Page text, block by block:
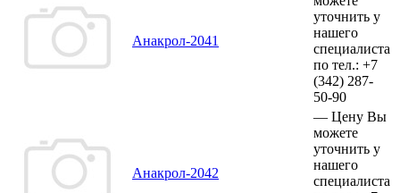
Анакрол-2041
уточнить у
нашего
специалиста
по тел.: +7
(342) 287-
50-90
Анакрол-2042
— Цену Вы
можете
уточнить у
нашего
специалиста